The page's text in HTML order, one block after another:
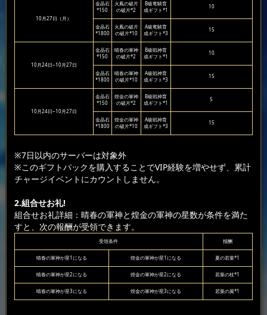
10月27日（月）
金晶石
*150
火鳳の破片
の破片*2
B級竜騎育
成ギフト*1
10
金晶石
*1800
火鳳の破片
の破片*10
A級竜騎育
成ギフト*3
15
10月24日~10月27日
金晶石
*150
晴春の軍神
の破片*2
B級戦神育
成ギフト*1
10
金晶石
*1800
晴春の軍神
の破片*10
A級戦神育
成ギフト*3
15
10月24日~10月27日
金晶石
*150
煌金の軍神
の破片*2
B級戦神育
成ギフト*1
5
金晶石
*1800
煌金の軍神
の破片*10
A級戦神育
成ギフト*3
15
※7日以内のサーバーは対象外
※このギフトパックを購入することでVIP経験を増やせず、累計
チャージイベントにカウントしません。
2.組合せお礼!
組合せお礼詳細：晴春の軍神と煌金の軍神の星数が条件を満た
すと、次の報酬が受領できます。
受領条件 报酬
晴春の軍神が星1になる 煌金の軍神が星1になる 夏の若葉*1
晴春の軍神が星2になる 煌金の軍神が星2になる 若葉の杖*1
晴春の軍神が星3になる 煌金の軍神が星3になる 若葉の翼*1